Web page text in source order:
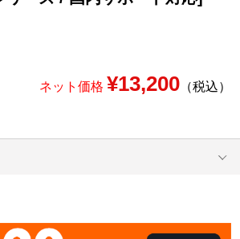
ネット価格 ¥13,200（税込）